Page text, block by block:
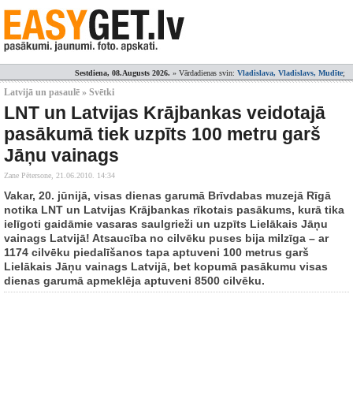
Sestdiena, 08.Augusts 2026. » Vārdadienas svin: Vladislava, Vladislavs, Mudīte;
Latvijā un pasaulē » Svētki
LNT un Latvijas Krājbankas veidotajā
pasākumā tiek uzpīts 100 metru garš
Jāņu vainags
Zane Pētersone, 21.06.2010. 14:34
Vakar, 20. jūnijā, visas dienas garumā Brīvdabas muzejā Rīgā
notika LNT un Latvijas Krājbankas rīkotais pasākums, kurā tika
ielīgoti gaidāmie vasaras saulgrieži un uzpīts Lielākais Jāņu
vainags Latvijā! Atsaucība no cilvēku puses bija milzīga – ar
1174 cilvēku piedalīšanos tapa aptuveni 100 metrus garš
Lielākais Jāņu vainags Latvijā, bet kopumā pasākumu visas
dienas garumā apmeklēja aptuveni 8500 cilvēku.